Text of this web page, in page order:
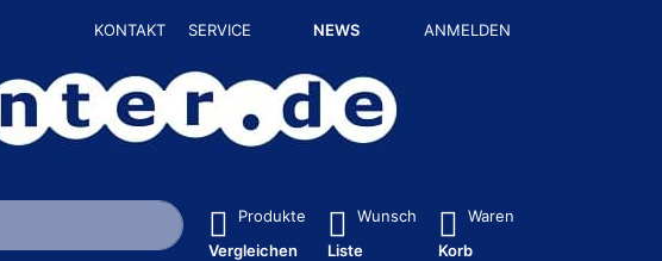
KONTAKT SERVICE NEWS ANMELDEN
automatisch erste Ergebnisse. Drücken Sie die Eingabetaste, um alle
Produkte
Vergleichen
Wunsch
Liste
Waren
Korb